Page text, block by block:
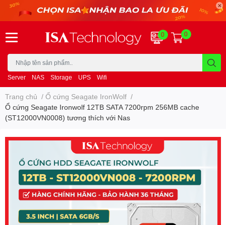
Server NAS Storage UPS Wifi
0 0
Trang chủ / Ổ cứng Seagate IronWolf /
Ổ cứng Seagate Ironwolf 12TB SATA 7200rpm 256MB cache
(ST12000VN0008) tương thích với Nas